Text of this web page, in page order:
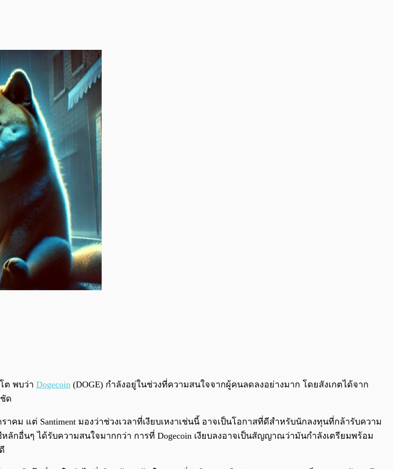
0:00 /0:00
ต พบว่า Dogecoin (DOGE) กำลังอยู่ในช่วงที่ความสนใจจากผู้คนลดลงอย่างมาก โดยสังเกตได้จาก
ด
คม แต่ Santiment มองว่าช่วงเวลาที่เงียบเหงาเช่นนี้ อาจเป็นโอกาสที่ดีสำหรับนักลงทุนที่กล้ารับความ
ลักอื่นๆ ได้รับความสนใจมากกว่า การที่ Dogecoin เงียบลงอาจเป็นสัญญาณว่ามันกำลังเตรียมพร้อม